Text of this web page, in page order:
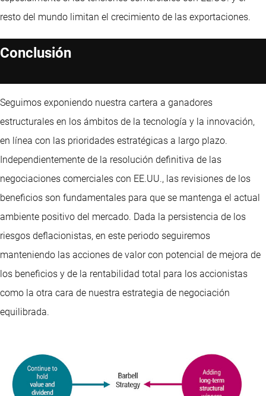
resto del mundo limitan el crecimiento de las exportaciones.
Conclusión
Seguimos exponiendo nuestra cartera a ganadores
estructurales en los ámbitos de la tecnología y la innovación,
en línea con las prioridades estratégicas a largo plazo.
Independientemente de la resolución definitiva de las
negociaciones comerciales con EE.UU., las revisiones de los
beneficios son fundamentales para que se mantenga el actual
ambiente positivo del mercado. Dada la persistencia de los
riesgos deflacionistas, en este periodo seguiremos
manteniendo las acciones de valor con potencial de mejora de
los beneficios y de la rentabilidad total para los accionistas
como la otra cara de nuestra estrategia de negociación
equilibrada.